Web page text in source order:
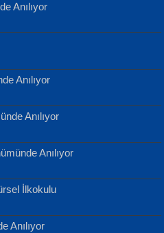
Anılıyor
Anılıyor
Anılıyor
Anılıyor
İlkokulu
Anılıyor